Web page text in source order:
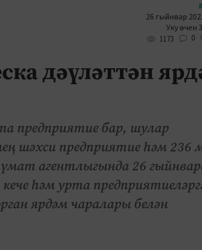
26 гыйнвар
Уку өчен
1173 0
дәүләттән
предприятие бар, шулар
шәхси предприятие һәм 236
агентлыгында 26
һәм урта
ярдәм чаралары белән